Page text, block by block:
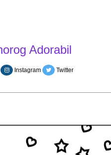
Adorabil
Instagram Twitter